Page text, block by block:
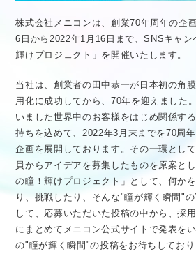
株式会社メニコンは、創業70年周年の企
6日から2022年1月16日まで、SNSキャン
輝けプロジェクト」を開催いたします。
当社は、創業者の田中恭一が日本初の角
用化に成功してから、70年を迎えました
いました世界中のお客様をはじめ関係す
持ちを込めて、2022年3月末までを70周
企画を展開しております。その一環とし
員からアイデアを募集したものを原案と
の瞳！輝けプロジェクト」として、何か
り、挑戦したり、そんな"瞳が輝く瞬間"
して、応募いただいた投稿の中から、採
にまとめてメニコン公式サイトで発表を
の"瞳が輝く瞬間"の投稿をお待ちしており